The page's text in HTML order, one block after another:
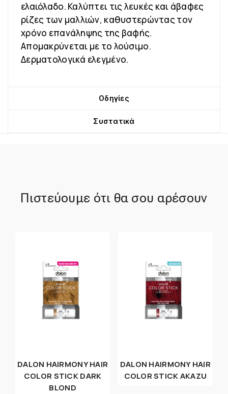
ελαιόλαδο. Καλύπτει τις λευκές και άβαφες
ρίζες των μαλλιών, καθυστερώντας τον
χρόνο επανάληψης της βαφής.
Απομακρύνεται με το λούσιμο.
Δερματολογικά ελεγμένο.
Οδηγίες
Συστατικά
Πιστεύουμε ότι θα σου αρέσουν
DALON HAIRMONY HAIR
COLOR STICK DARK
BLOND
DALON HAIRMONY HAIR
COLOR STICK AKAZU